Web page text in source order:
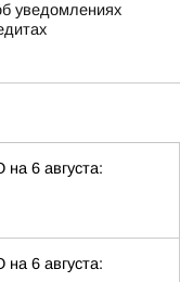
уведомлениях
6 августа:
6 августа: